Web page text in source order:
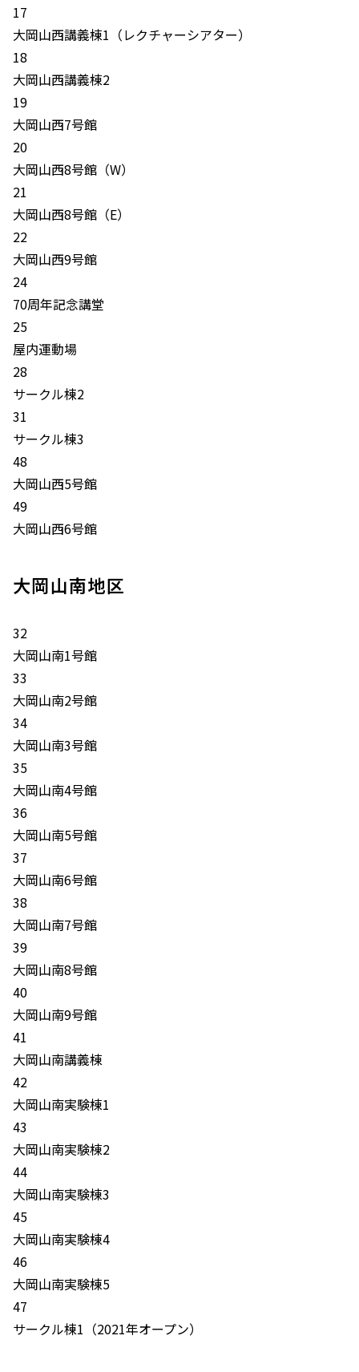
17
大岡山西講義棟1（レクチャーシアター）
18
大岡山西講義棟2
19
大岡山西7号館
20
大岡山西8号館（W）
21
大岡山西8号館（E）
22
大岡山西9号館
24
70周年記念講堂
25
屋内運動場
28
サークル棟2
31
サークル棟3
48
大岡山西5号館
49
大岡山西6号館
大岡山南地区
32
大岡山南1号館
33
大岡山南2号館
34
大岡山南3号館
35
大岡山南4号館
36
大岡山南5号館
37
大岡山南6号館
38
大岡山南7号館
39
大岡山南8号館
40
大岡山南9号館
41
大岡山南講義棟
42
大岡山南実験棟1
43
大岡山南実験棟2
44
大岡山南実験棟3
45
大岡山南実験棟4
46
大岡山南実験棟5
47
サークル棟1（2021年オープン）